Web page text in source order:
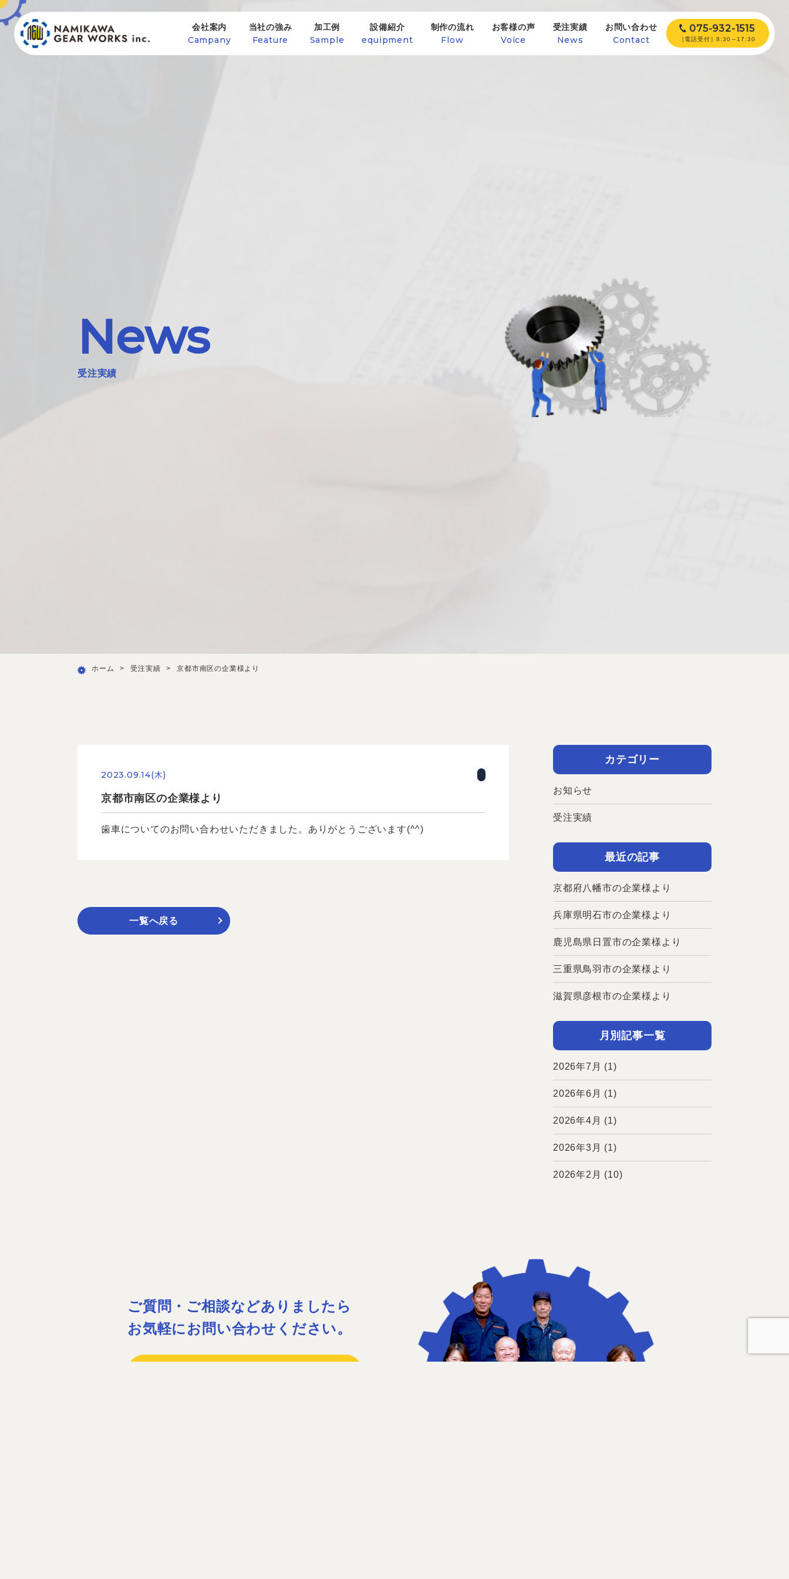
会社案内
Campany
当社の強み
Feature
加工例
Sample
設備紹介
equipment
制作の流れ
Flow
お客様の声
Voice
受注実績
News
お問い合わせ
Contact
075-932-1515
［電話受付］8:30～17:30
News
受注実績
ホーム > 受注実績 > 京都市南区の企業様より
2023.09.14(木)
京都市南区の企業様より
歯車についてのお問い合わせいただきました。ありがとうございます(^^)
一覧へ戻る
カテゴリー
お知らせ
受注実績
最近の記事
京都府八幡市の企業様より
兵庫県明石市の企業様より
鹿児島県日置市の企業様より
三重県鳥羽市の企業様より
滋賀県彦根市の企業様より
月別記事一覧
2026年7月 (1)
2026年6月 (1)
2026年4月 (1)
2026年3月 (1)
2026年2月 (10)
ご質問・ご相談などありましたら
お気軽にお問い合わせください。